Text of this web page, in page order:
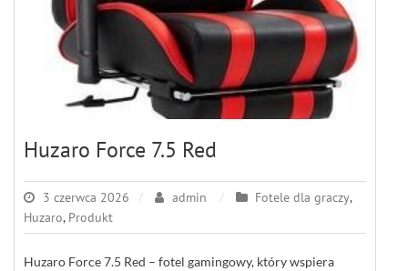
Huzaro Force 7.5 Red
3 czerwca 2026 admin Fotele dla graczy,
Huzaro, Produkt
Huzaro Force 7.5 Red – fotel gamingowy, który wspiera